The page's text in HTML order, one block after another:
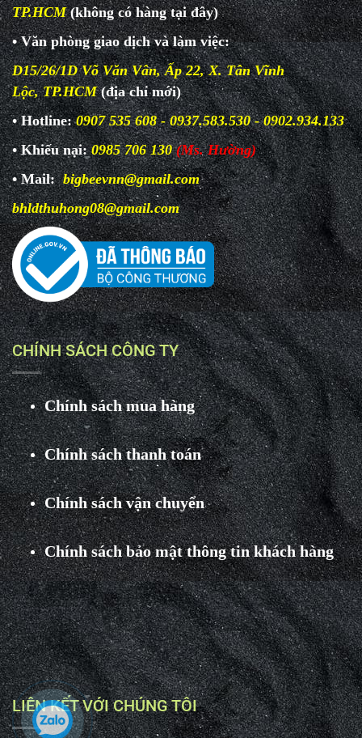
TP.HCM (không có hàng tại đây)
• Văn phòng giao dịch và làmviệc:
D15/26/1D Võ Văn Vân, Ấp 22, X. Tân Vĩnh
Lộc, TP.HCM(địa chỉ mới)
• Hotline:0907 535 608 - 0937.583.530 - 0902.934.133
• Khiếu nại: 0985 706 130 (Ms. Hường)
• Mail:bigbeevnn@gmail.com
bhldthuhong08@gmail.com
CHÍNH SÁCH CÔNG TY
Chính sách mua hàng
Chính sách thanh toán
Chính sách vận chuyển
Chính sách bảo mật thông tin khách hàng
LIÊN KẾT VỚI CHÚNG TÔI